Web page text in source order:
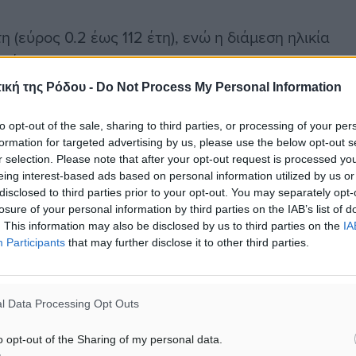
της Ρόδου - Do Not Process My Personal Information
opt-out of the sale, sharing to third parties, or processing of your
for targeted advertising by us, please use the below opt-out
selection. Please note that after your opt-out request is processed
interest-based ads based on personal information utilized by us
to third parties prior to your opt-out. You may separately
of your personal information by third parties on the IAB’s list of
This information may also be disclosed by us to third parties on the
Participants that may further disclose it to other third parties.
Data Processing Opt Outs
opt-out of the Sharing of my personal data.
(εύρος 0.2 έως 112 έτη), ενώ η διάμεση ηλικία
έτη).
ιού στη χώρα 2 είναι εισαγόμενα.
ανά Περιφερειακή Ενότητα παρουσιάζεται